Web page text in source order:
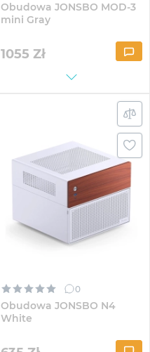
Obudowa JONSBO MOD-3
mini Gray
1055 Zł
0
Obudowa JONSBO N4
White